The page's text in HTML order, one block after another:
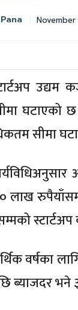
उद्यम
घटाएको छ
सीमा
स्टार्टअप
वर्षका
ब्याजदर भने